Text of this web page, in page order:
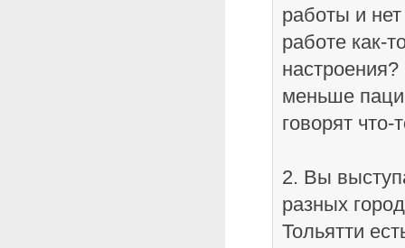
работы и
работе как-
меньше
говорят что-
2. Вы
разных
Тольятти